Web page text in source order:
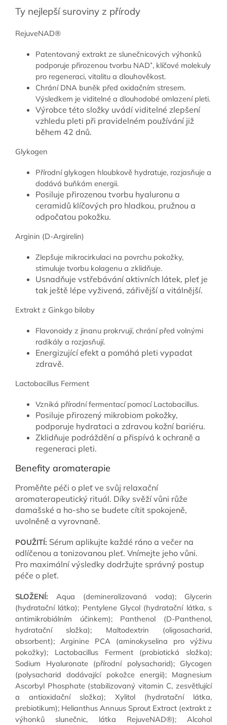
Ty nejlepší suroviny z přírody
RejuveNAD®
Patentovaný extrakt ze slunečnicových výhonků
podporuje přirozenou tvorbu NAD⁺, klíčové molekuly
pro regeneraci, vitalitu a dlouhověkost.
Chrání DNA buněk před oxidačním stresem.
Výsledkem je viditelné a dlouhodobé omlazení pleti.
Výrobce této složky uvádí viditelné zlepšení
vzhledu pleti při pravidelném používání již
během 42 dnů.
Glykogen
Přírodní glykogen hloubkově hydratuje, rozjasňuje a
dodává buňkám energii.
Posiluje přirozenou tvorbu hyaluronu a
ceramidů klíčových pro hladkou, pružnou a
odpočatou pokožku.
Arginin (D-Argirelin)
Zlepšuje mikrocirkulaci na povrchu pokožky,
stimuluje tvorbu kolagenu a zklidňuje.
Usnadňuje vstřebávání aktivních látek, pleť je
tak ještě lépe vyživená, zářivější a vitálnější.
Extrakt z Ginkgo biloby
Flavonoidy z jinanu prokrvují, chrání před volnými
radikály a rozjasňují.
Energizující efekt a pomáhá pleti vypadat
zdravě.
Lactobacillus Ferment
Vzniká přírodní fermentací pomocí Lactobacillus.
Posiluje přirozený mikrobiom pokožky,
podporuje hydrataci a zdravou kožní bariéru.
Zklidňuje podráždění a přispívá k ochraně a
regeneraci pleti.
Benefity aromaterapie
Proměňte péči o pleť ve svůj relaxační
aromaterapeutický rituál. Díky svěží vůni růže
damašské a ho-sho se budete cítit spokojeně,
uvolněně a vyrovnaně.
POUŽITÍ: Sérum aplikujte každé ráno a večer na
odlíčenou a tonizovanou pleť. Vnímejte jeho vůni.
Pro maximální výsledky dodržujte správný postup
péče o pleť.
SLOŽENÍ:
Aqua (demineralizovaná voda); Glycerin
(hydratační látka); Pentylene Glycol (hydratační látka, s
antimikrobiálním účinkem); Panthenol (D-Panthenol,
hydratační složka); Maltodextrin (oligosacharid,
absorbent); Arginine PCA (aminokyselina pro výživu
pokožky); Lactobacillus Ferment (probiotická složka);
Sodium Hyaluronate (přírodní polysacharid); Glycogen
(polysacharid dodávající pokožce energii); Magnesium
Ascorbyl Phosphate (stabilizovaný vitamin C, zesvětlující
a antioxidační složka); Xylitol (hydratační látka,
prebiotikum); Helianthus Annuus Sprout Extract (extrakt z
výhonků slunečnic, látka RejuveNAD®); Alcohol